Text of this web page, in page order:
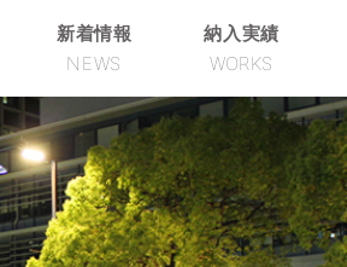
新着情報
NEWS
納入実績
WORKS